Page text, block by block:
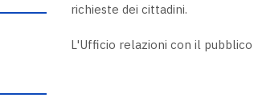
richieste dei cittadini.
L'Ufficio relazioni con il